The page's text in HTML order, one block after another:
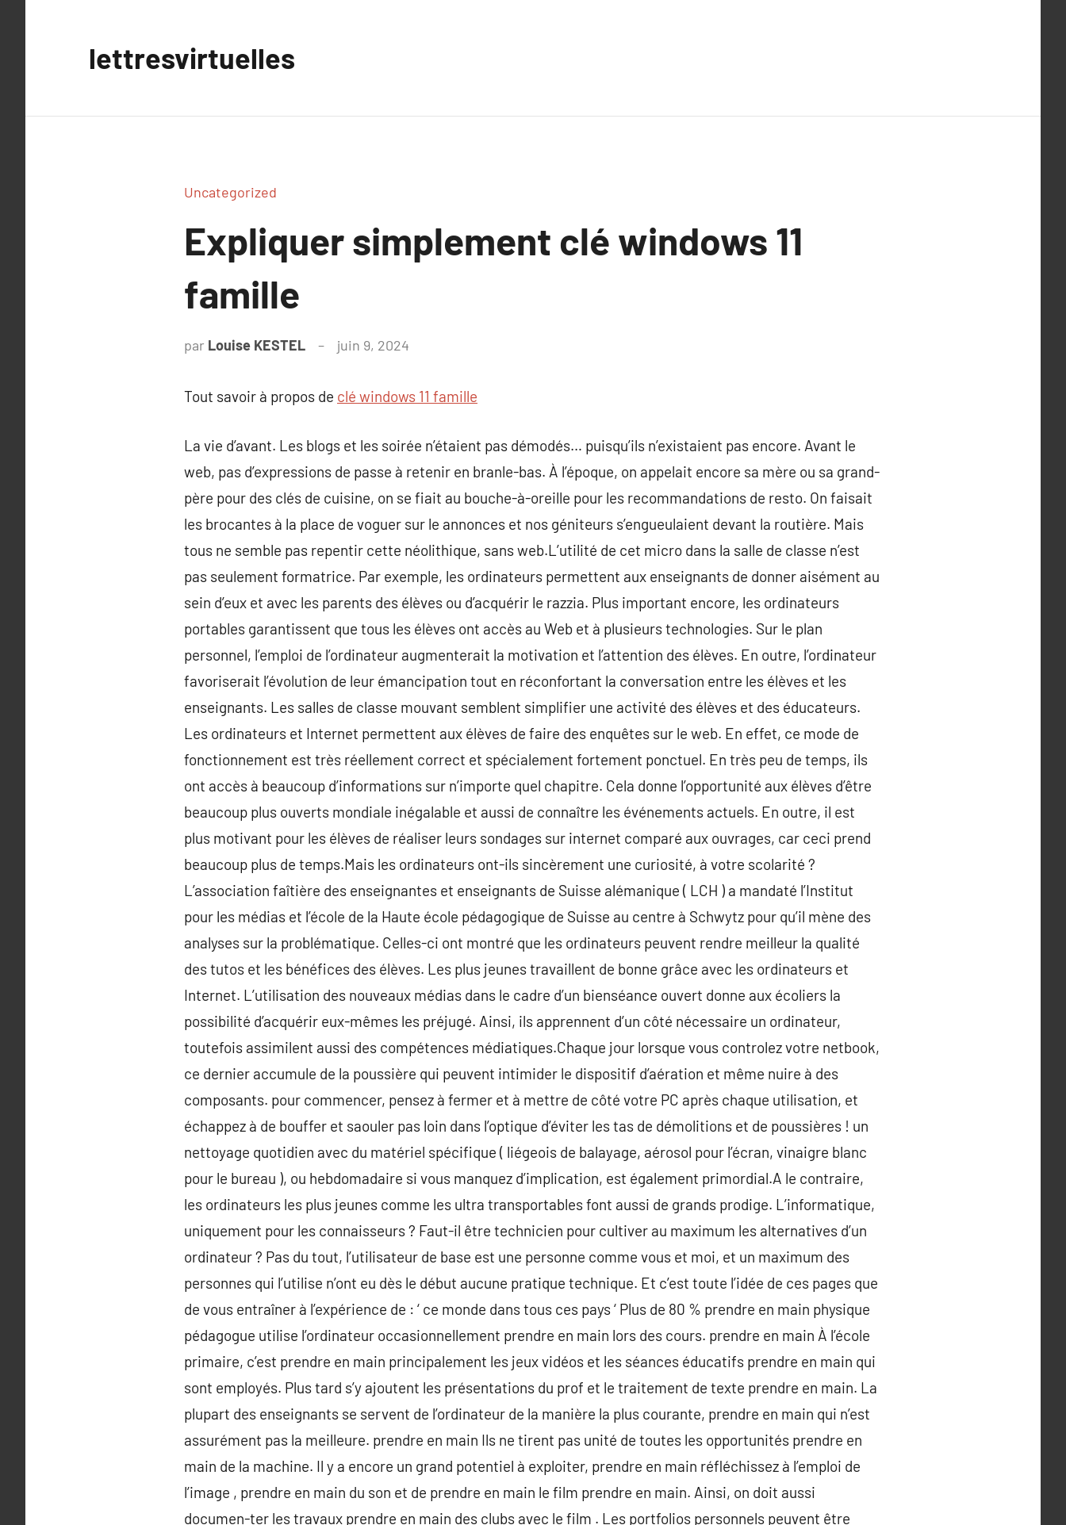
lettresvirtuelles
Uncategorized
Expliquer simplement clé windows 11
famille
par Louise KESTEL juin 9, 2024
Tout savoir à propos de clé windows 11 famille
La vie d’avant. Les blogs et les soirée n’étaient pas démodés… puisqu’ils n’existaient pas encore. Avant le
web, pas d’expressions de passe à retenir en branle-bas. À l’époque, on appelait encore sa mère ou sa grand-
père pour des clés de cuisine, on se fiait au bouche-à-oreille pour les recommandations de resto. On faisait
les brocantes à la place de voguer sur le annonces et nos géniteurs s’engueulaient devant la routière. Mais
tous ne semble pas repentir cette néolithique, sans web.L’utilité de cet micro dans la salle de classe n’est
pas seulement formatrice. Par exemple, les ordinateurs permettent aux enseignants de donner aisément au
sein d’eux et avec les parents des élèves ou d’acquérir le razzia. Plus important encore, les ordinateurs
portables garantissent que tous les élèves ont accès au Web et à plusieurs technologies. Sur le plan
personnel, l’emploi de l’ordinateur augmenterait la motivation et l’attention des élèves. En outre, l’ordinateur
favoriserait l’évolution de leur émancipation tout en réconfortant la conversation entre les élèves et les
enseignants. Les salles de classe mouvant semblent simplifier une activité des élèves et des éducateurs.
Les ordinateurs et Internet permettent aux élèves de faire des enquêtes sur le web. En effet, ce mode de
fonctionnement est très réellement correct et spécialement fortement ponctuel. En très peu de temps, ils
ont accès à beaucoup d’informations sur n’importe quel chapitre. Cela donne l’opportunité aux élèves d’être
beaucoup plus ouverts mondiale inégalable et aussi de connaître les événements actuels. En outre, il est
plus motivant pour les élèves de réaliser leurs sondages sur internet comparé aux ouvrages, car ceci prend
beaucoup plus de temps.Mais les ordinateurs ont-ils sincèrement une curiosité, à votre scolarité ?
L’association faîtière des enseignantes et enseignants de Suisse alémanique ( LCH ) a mandaté l’Institut
pour les médias et l’école de la Haute école pédagogique de Suisse au centre à Schwytz pour qu’il mène des
analyses sur la problématique. Celles-ci ont montré que les ordinateurs peuvent rendre meilleur la qualité
des tutos et les bénéfices des élèves. Les plus jeunes travaillent de bonne grâce avec les ordinateurs et
Internet. L’utilisation des nouveaux médias dans le cadre d’un bienséance ouvert donne aux écoliers la
possibilité d’acquérir eux-mêmes les préjugé. Ainsi, ils apprennent d’un côté nécessaire un ordinateur,
toutefois assimilent aussi des compétences médiatiques.Chaque jour lorsque vous controlez votre netbook,
ce dernier accumule de la poussière qui peuvent intimider le dispositif d’aération et même nuire à des
composants. pour commencer, pensez à fermer et à mettre de côté votre PC après chaque utilisation, et
échappez à de bouffer et saouler pas loin dans l’optique d’éviter les tas de démolitions et de poussières ! un
nettoyage quotidien avec du matériel spécifique ( liégeois de balayage, aérosol pour l’écran, vinaigre blanc
pour le bureau ), ou hebdomadaire si vous manquez d’implication, est également primordial.A le contraire,
les ordinateurs les plus jeunes comme les ultra transportables font aussi de grands prodige. L’informatique,
uniquement pour les connaisseurs ? Faut-il être technicien pour cultiver au maximum les alternatives d’un
ordinateur ? Pas du tout, l’utilisateur de base est une personne comme vous et moi, et un maximum des
personnes qui l’utilise n’ont eu dès le début aucune pratique technique. Et c’est toute l’idée de ces pages que
de vous entraîner à l’expérience de : ‘ ce monde dans tous ces pays ‘ Plus de 80 % prendre en main physique
pédagogue utilise l’ordinateur occasionnellement prendre en main lors des cours. prendre en main À l’école
primaire, c’est prendre en main principalement les jeux vidéos et les séances éducatifs prendre en main qui
sont employés. Plus tard s’y ajoutent les présentations du prof et le traitement de texte prendre en main. La
plupart des enseignants se servent de l’ordinateur de la manière la plus courante, prendre en main qui n’est
assurément pas la meilleure. prendre en main Ils ne tirent pas unité de toutes les opportunités prendre en
main de la machine. Il y a encore un grand potentiel à exploiter, prendre en main réfléchissez à l’emploi de
l’image , prendre en main du son et de prendre en main le film prendre en main. Ainsi, on doit aussi
documen-ter les travaux prendre en main des clubs avec le film . Les portfolios personnels peuvent être